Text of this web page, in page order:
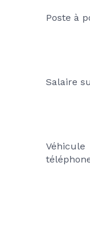
Poste à
Salaire